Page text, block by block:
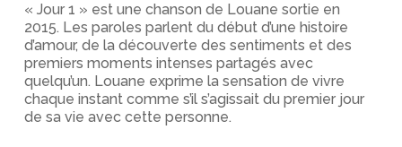
« Jour 1 » est une chanson de Louane sortie en
2015. Les paroles parlent du début d’une histoire
d’amour, de la découverte des sentiments et des
premiers moments intenses partagés avec
quelqu’un. Louane exprime la sensation de vivre
chaque instant comme s’il s’agissait du premier jour
de sa vie avec cette personne.